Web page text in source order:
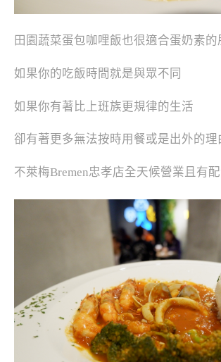
田園蔬菜蛋包咖哩飯也很適合蛋奶素的
如果你的吃飯時間就是與眾不同
如果你有著比上班族更規律的生活
卻有著更多無法按時用餐或是出外的理
不萊梅Bremen忠孝店全天候營業且有